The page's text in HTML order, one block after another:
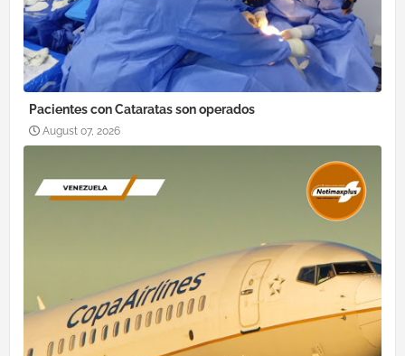
Pacientes con Cataratas son operados
August 07, 2026